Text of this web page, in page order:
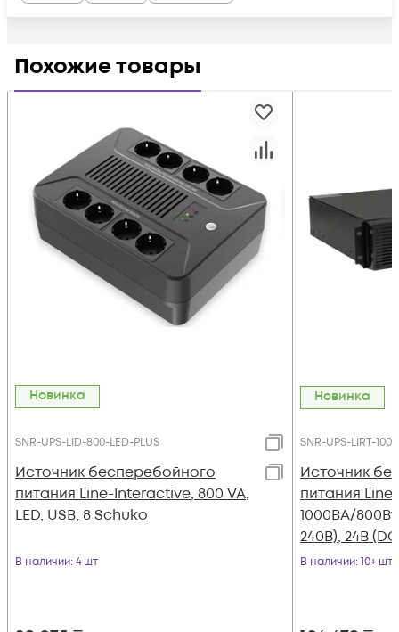
Похожие товары
Новинка
SNR-UPS-LID-800-LED-PLUS
Источник бесперебойного
питания Line-Interactive, 800 VA,
LED, USB, 8 Schuko
В наличии: 4 шт
Новинка
SNR-UPS-LIRT-
Источник
питания
1000ВА/800Вт
240В), 24В
В наличии: 10+ шт